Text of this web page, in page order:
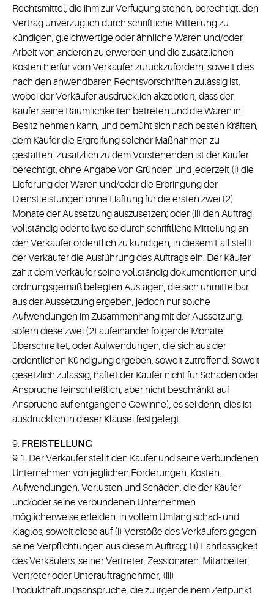
Rechtsmittel, die ihm zur Verfügung stehen, berechtigt, den
Vertrag unverzüglich durch schriftliche Mitteilung zu
kündigen, gleichwertige oder ähnliche Waren und/oder
Arbeit von anderen zu erwerben und die zusätzlichen
Kosten hierfür vom Verkäufer zurückzufordern, soweit dies
nach den anwendbaren Rechtsvorschriften zulässig ist,
wobei der Verkäufer ausdrücklich akzeptiert, dass der
Käufer seine Räumlichkeiten betreten und die Waren in
Besitz nehmen kann, und bemüht sich nach besten Kräften,
dem Käufer die Ergreifung solcher Maßnahmen zu
gestatten. Zusätzlich zu dem Vorstehenden ist der Käufer
berechtigt, ohne Angabe von Gründen und jederzeit (i) die
Lieferung der Waren und/oder die Erbringung der
Dienstleistungen ohne Haftung für die ersten zwei (2)
Monate der Aussetzung auszusetzen; oder (ii) den Auftrag
vollständig oder teilweise durch schriftliche Mitteilung an
den Verkäufer ordentlich zu kündigen; in diesem Fall stellt
der Verkäufer die Ausführung des Auftrags ein. Der Käufer
zahlt dem Verkäufer seine vollständig dokumentierten und
ordnungsgemäß belegten Auslagen, die sich unmittelbar
aus der Aussetzung ergeben, jedoch nur solche
Aufwendungen im Zusammenhang mit der Aussetzung,
sofern diese zwei (2) aufeinander folgende Monate
überschreitet, oder Aufwendungen, die sich aus der
ordentlichen Kündigung ergeben, soweit zutreffend. Soweit
gesetzlich zulässig, haftet der Käufer nicht für Schäden oder
Ansprüche (einschließlich, aber nicht beschränkt auf
Ansprüche auf entgangene Gewinne), es sei denn, dies ist
ausdrücklich in dieser Klausel festgelegt.
9. FREISTELLUNG
9.1. Der Verkäufer stellt den Käufer und seine verbundenen
Unternehmen von jeglichen Forderungen, Kosten,
Aufwendungen, Verlusten und Schäden, die der Käufer
und/oder seine verbundenen Unternehmen
möglicherweise erleiden, in vollem Umfang schad- und
klaglos, soweit diese auf (i) Verstöße des Verkäufers gegen
seine Verpflichtungen aus diesem Auftrag; (ii) Fahrlässigkeit
des Verkäufers, seiner Vertreter, Zessionaren, Mitarbeiter,
Vertreter oder Unterauftragnehmer; (iii)
Produkthaftungsansprüche, die zu irgendeinem Zeitpunkt